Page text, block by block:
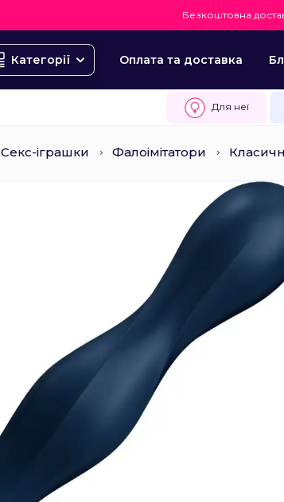
Безкоштовна
Категорії Оплата та доставка
Для неї
Секс-іграшки Фалоімітатори